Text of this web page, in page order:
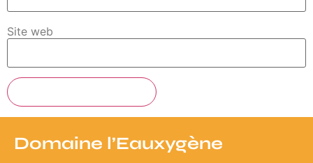
Site web
Domaine l’Eauxygène